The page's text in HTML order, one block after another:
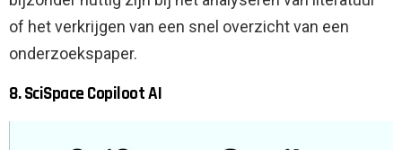
of het verkrijgen van een snel overzicht van een
onderzoekspaper.
8. SciSpace Copiloot AI